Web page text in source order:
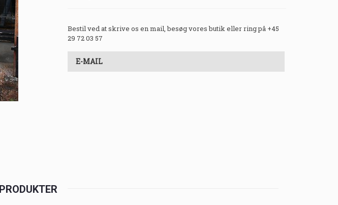
Bestil ved at skrive os en mail, besøg vores butik eller ring på +45
29 72 03 57
E-MAIL